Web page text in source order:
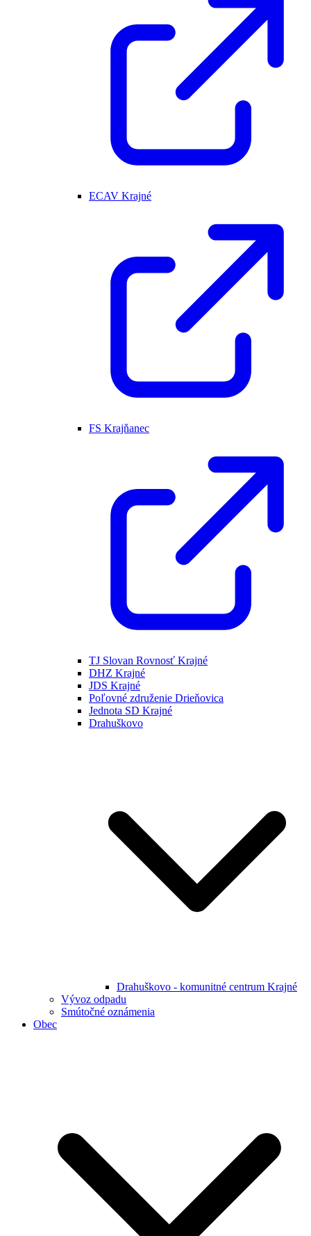
ECAV Krajné
FS Krajňanec
TJ Slovan Rovnosť Krajné
DHZ Krajné
JDS Krajné
Poľovné združenie Drieňovica
Jednota SD Krajné
Drahuškovo
Drahuškovo - komunitné centrum Krajné
Vývoz odpadu
Smútočné oznámenia
Obec